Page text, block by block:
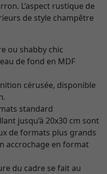
L’aspect rustique de
de style champêtre
ou shabby chic
de fond en MDF
cérusée, disponible
standard
jusqu’à 20x30 cm sont
de formats plus grands
accrochage en format
du cadre se fait au